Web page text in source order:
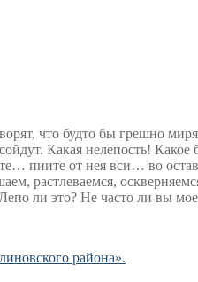
что будто бы грешно
Какая нелепость! Какое
пиите от нея вси… во
растлеваемся,
ли это? Не часто ли вы
района».